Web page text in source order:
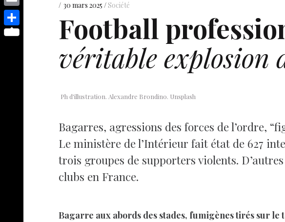
30 mars 2025 Société
Football
véritable explosion
Ph d'illustration. Alexandre Brondino. Unsplash
Bagarres, agressions des forces de l’ordre,
Le ministère de l’Intérieur fait état de 627
trois groupes de supporters violents.
clubs en France.
Bagarre aux abords des stades, fumigènes tirés sur le
p
e
s
d
I
e
n
y
p
e
o
p
E
m
S